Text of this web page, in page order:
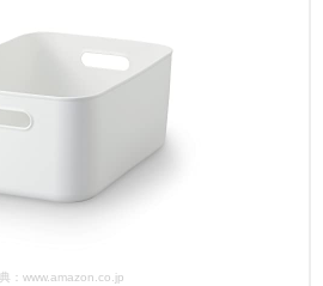
：www.amazon.co.jp